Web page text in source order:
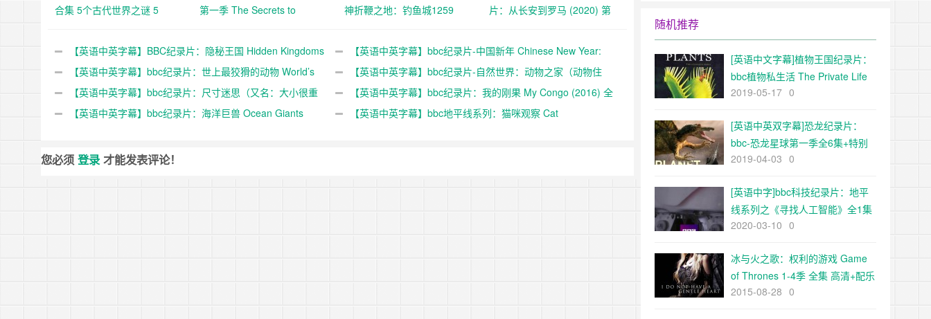
合集 5个古代世界之谜 5
World超清1080p下载
第一季 The Secrets to
1080P下载
神折鞭之地：钓鱼城1259
片：从长安到罗马‎ (2020) 第
【英语中英字幕】BBC纪录片：隐秘王国 Hidden Kingdoms
(2014) 全3集+电影版 Hidden Kingdoms+小巨人 1080p下载
【英语中英字幕】bbc纪录片-中国新年 Chinese New Year:
The Biggest Celebration on Earth (2016)全3集 高清720P下
载
【英语中英字幕】bbc纪录片：世上最狡猾的动物 World’s
Sneakiest Animals (2015) 全3集 超清1080P下载
【英语中英字幕】bbc纪录片-自然世界：动物之家（动物住
宅） The Natural World: Animal House (2011)全1集 超清
1080P
【英语中英字幕】bbc纪录片：尺寸迷思（又名：大小很重
要） Size Matters (2018)全2集 超清1080P下载
【英语中英字幕】bbc纪录片：我的刚果 My Congo (2016) 全
1集 高清720P下载
【英语中英字幕】bbc纪录片：海洋巨兽 Ocean Giants
【英语中英字幕】bbc地平线系列：猫咪观察 Cat
您必须 登录才能发表评论！
随机推荐
[英语中文字幕]植物王国纪录片：
bbc植物私生活 The Private Life
of Plants全6集
2019-05-17 0
[英语中英双字幕]恐龙纪录片：
bbc-恐龙星球第一季全6集+特别
版（终极杀手）
2019-04-03 0
[英语中字]bbc科技纪录片：地平
线系列之《寻找人工智能》全1集
2020-03-10 0
冰与火之歌：权利的游戏 Game
of Thrones 1-4季 全集 高清+配乐
MP3+地图 360云盘下载
2015-08-28 0